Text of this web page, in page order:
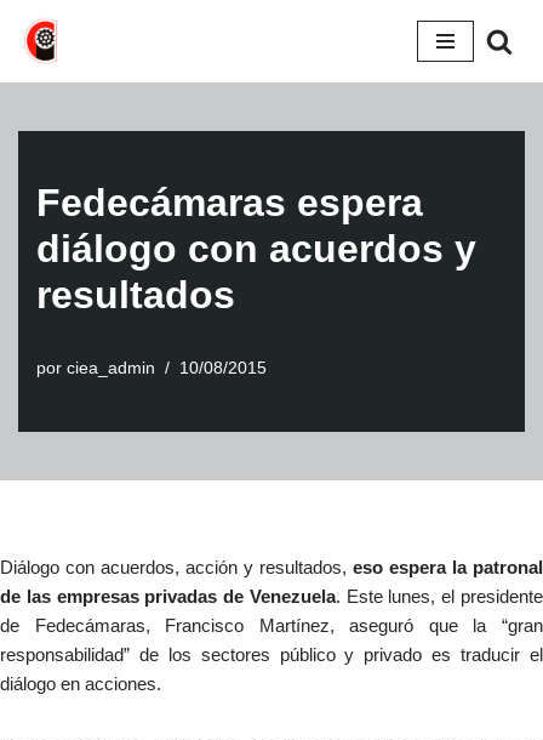
Saltar
Fedecámaras espera
diálogo con acuerdos y
resultados
por ciea_admin 10/08/2015
Diálogo con acuerdos, acción y resultados, eso espera la patronal
de las empresas privadas de Venezuela. Este lunes, el presidente
de Fedecámaras, Francisco Martínez, aseguró que la “gran
responsabilidad” de los sectores público y privado es traducir el
diálogo en acciones.